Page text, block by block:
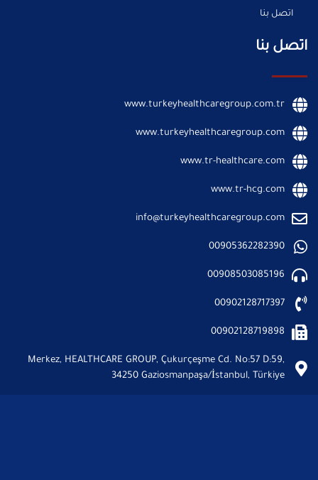
اتصل بنا
اتصل بنا
www.turkeyhealthcaregroup.com.tr
www.turkeyhealthcaregroup.com
www.tr-healthcare.com
www.tr-hcg.com
info@turkeyhealthcaregroup.com
00905362282390
00908503085196
00902128717397
00902128719898
Merkez, HEALTHCARE GROUP, Çukurçeşme Cd. No:57 D:59,
34250 Gaziosmanpaşa/İstanbul, Türkiye